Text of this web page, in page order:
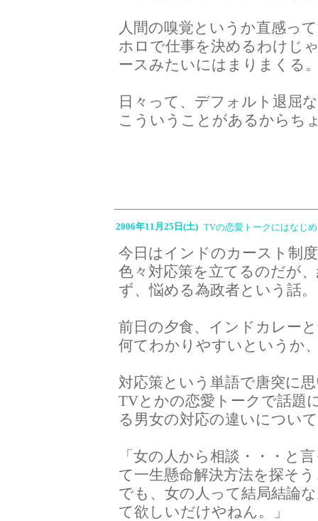
人間の嗅覚というか直感っ
ホロで仕事を決めるわけじ
ースみたいにはまりまくる
日々って、デフォルト退屈
こういうことがあるからち
2006年11月25日(土) TVの恋愛トークにはなじ
今日はインドのカースト制
色々対応策を立てるのだが
ず、悩める為政者という話。
前日の夕食、インドカレー
何てわかりやすいというか
対応策という単語で唐突に
TVとかの恋愛トークで話題
る男女の対応の違いについ
「女の人から相談・・・と
て一生懸命解決方法を探そ
でも、女の人って結局結論
て欲しいだけやねん。」